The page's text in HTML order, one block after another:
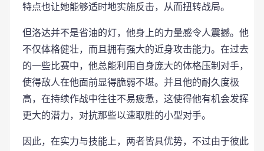
特点也让她能够适时地实施反击，从而扭转战局。
但洛达并不是省油的灯，他身上的力量感令人震撼。他
不仅体格健壮，而且拥有强大的近身攻击能力。在过去
的一些比赛中，他总能利用自身庞大的体格压制对手，
使得敌人在他面前显得脆弱不堪。并且他的耐久度极
高，在持续作战中往往不易疲惫，这使得他有机会发挥
更大的潜力，对抗那些以速取胜的小型对手。
因此，在实力与技能上，两者皆具优势，不过由于彼此